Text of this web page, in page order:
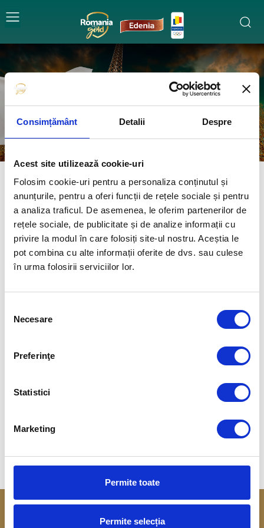
Consimțământ Detalii Despre
Acest site utilizează cookie-uri
Folosim cookie-uri pentru a personaliza conținutul și
anunțurile, pentru a oferi funcții de rețele sociale și pentru
a analiza traficul. De asemenea, le oferim partenerilor de
rețele sociale, de publicitate și de analize informații cu
privire la modul în care folosiți site-ul nostru. Aceștia le
pot combina cu alte informații oferite de dvs. sau culese
în urma folosirii serviciilor lor.
consimțământului
Necesare
Preferinţe
Statistici
Marketing
Permite toate
Permite selecția
ATLETISM BOX CICLISM
Felix-Pierre Duchampt